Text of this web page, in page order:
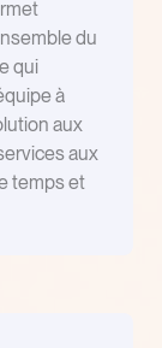
du
qui
à
aux
aux
temps et